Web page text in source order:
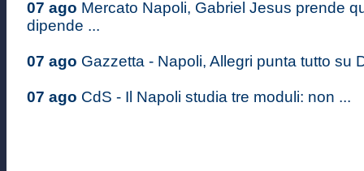
07 ago Mercato Napoli, Gabriel Jesus prende
dipende ...
07 ago Gazzetta - Napoli, Allegri punta tutto su
07 ago CdS - Il Napoli studia tre moduli: non ...